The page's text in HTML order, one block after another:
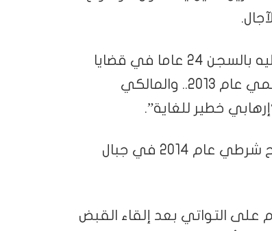
من بين الخمسة الفارين أحمد المالكي الذي حكم عليه بالسجن 24 عاما في قضايا
إغتيال السياسيين البارزين شكري بلعيد ومحمد البراهمي عام 2013.. والمالكي
خطير للغاية”.
أما رائد التواتي، أحد الفارين الآخرين، فهو متهم بذبح شرطي عام 2014 في جبال
على التواتي بعد إلقاء القبض